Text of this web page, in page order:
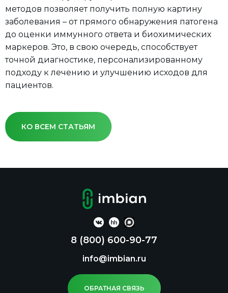
методов позволяет получить полную картину
заболевания – от прямого обнаружения патогена
до оценки иммунного ответа и биохимических
маркеров. Это, в свою очередь, способствует
точной диагностике, персонализированному
подходу к лечению и улучшению исходов для
пациентов.
КО ВСЕМ СТАТЬЯМ
8 (800) 600-90-77
info@imbian.ru
ОБРАТНАЯ СВЯЗЬ